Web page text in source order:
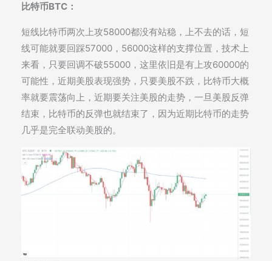
比特币BTC：
短线比特币两次上攻58000都没有站稳，上不去的话，短
线可能就要回踩57000，56000这样的支撑位置，技术上
来看，只要回调不破55000，这里依旧是有上攻60000的
可能性，近期美股表现强势，只要美股不跌，比特币大概
率就要震荡向上，近期要关注美股的走势，一旦美股反弹
结束，比特币的反弹也就结束了，因为近期比特币的走势
几乎是完全联动美股的。